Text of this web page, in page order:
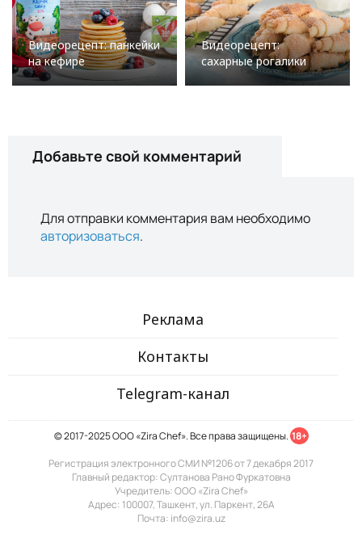
Видеорецепт: панкейки
на кефире
Видеорецепт:
сахарные рогалики
Добавьте свой комментарий
Для отправки комментария вам необходимо
авторизоваться.
Реклама
Контакты
Telegram-канал
© 2017-2025 ООО «Zira Chef». Все права защищены. 18+
Регистрация электронного СМИ №1206 от 7 декабря 2017
Главный редактор: Султанова Рано Фуркатовна
Учредитель: ООО «Zira Chef»
Адрес: 100007, Ташкент, ул. Паркент, 26А
Почта: info@zira.uz